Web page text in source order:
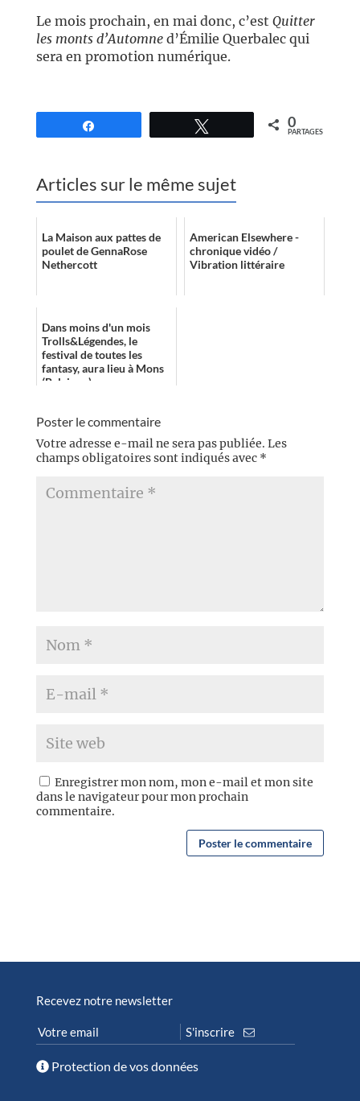
Le mois prochain, en mai donc, c’est Quitter
les monts d’Automned’Émilie Querbalec qui
sera en promotion numérique.
0
PARTAGES
Articles sur le même sujet
La Maison aux pattes de
poulet de GennaRose
Nethercott
American Elsewhere -
chronique vidéo /
Vibration littéraire
Dans moins d'un mois
Trolls&Légendes, le
festival de toutes les
fantasy, aura lieu à Mons
(Belgique)
Poster le commentaire
Votre adresse e-mail ne sera pas publiée. Les
champs obligatoires sont indiqués avec *
Enregistrer mon nom, mon e-mail et mon site
dans le navigateur pour mon prochain
commentaire.
Recevez notre newsletter
Protection de vos données